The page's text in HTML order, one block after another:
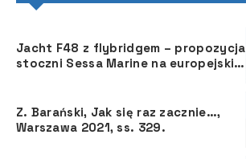
Jacht F48 z flybridgem ­– propozycja
stoczni Sessa Marine na europejskie
Z. Barański, Jak się raz zacznie…,
Warszawa 2021, ss. 329.